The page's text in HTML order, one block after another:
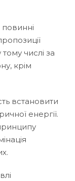
числі за
крім
встановити
енергії.